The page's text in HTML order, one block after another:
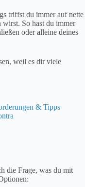
triffst du immer auf nette
wirst. So hast du immer
oder alleine deines
weil es dir viele
& Tipps
die Frage, was du mit